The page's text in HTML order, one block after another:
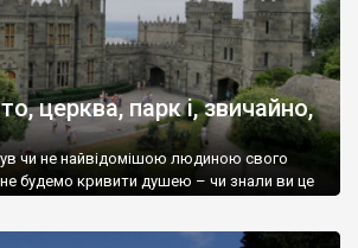
церква, парк і, звичайно,
чи не найвідомішою людиною свого
будемо кривити душею – чи знали ви це